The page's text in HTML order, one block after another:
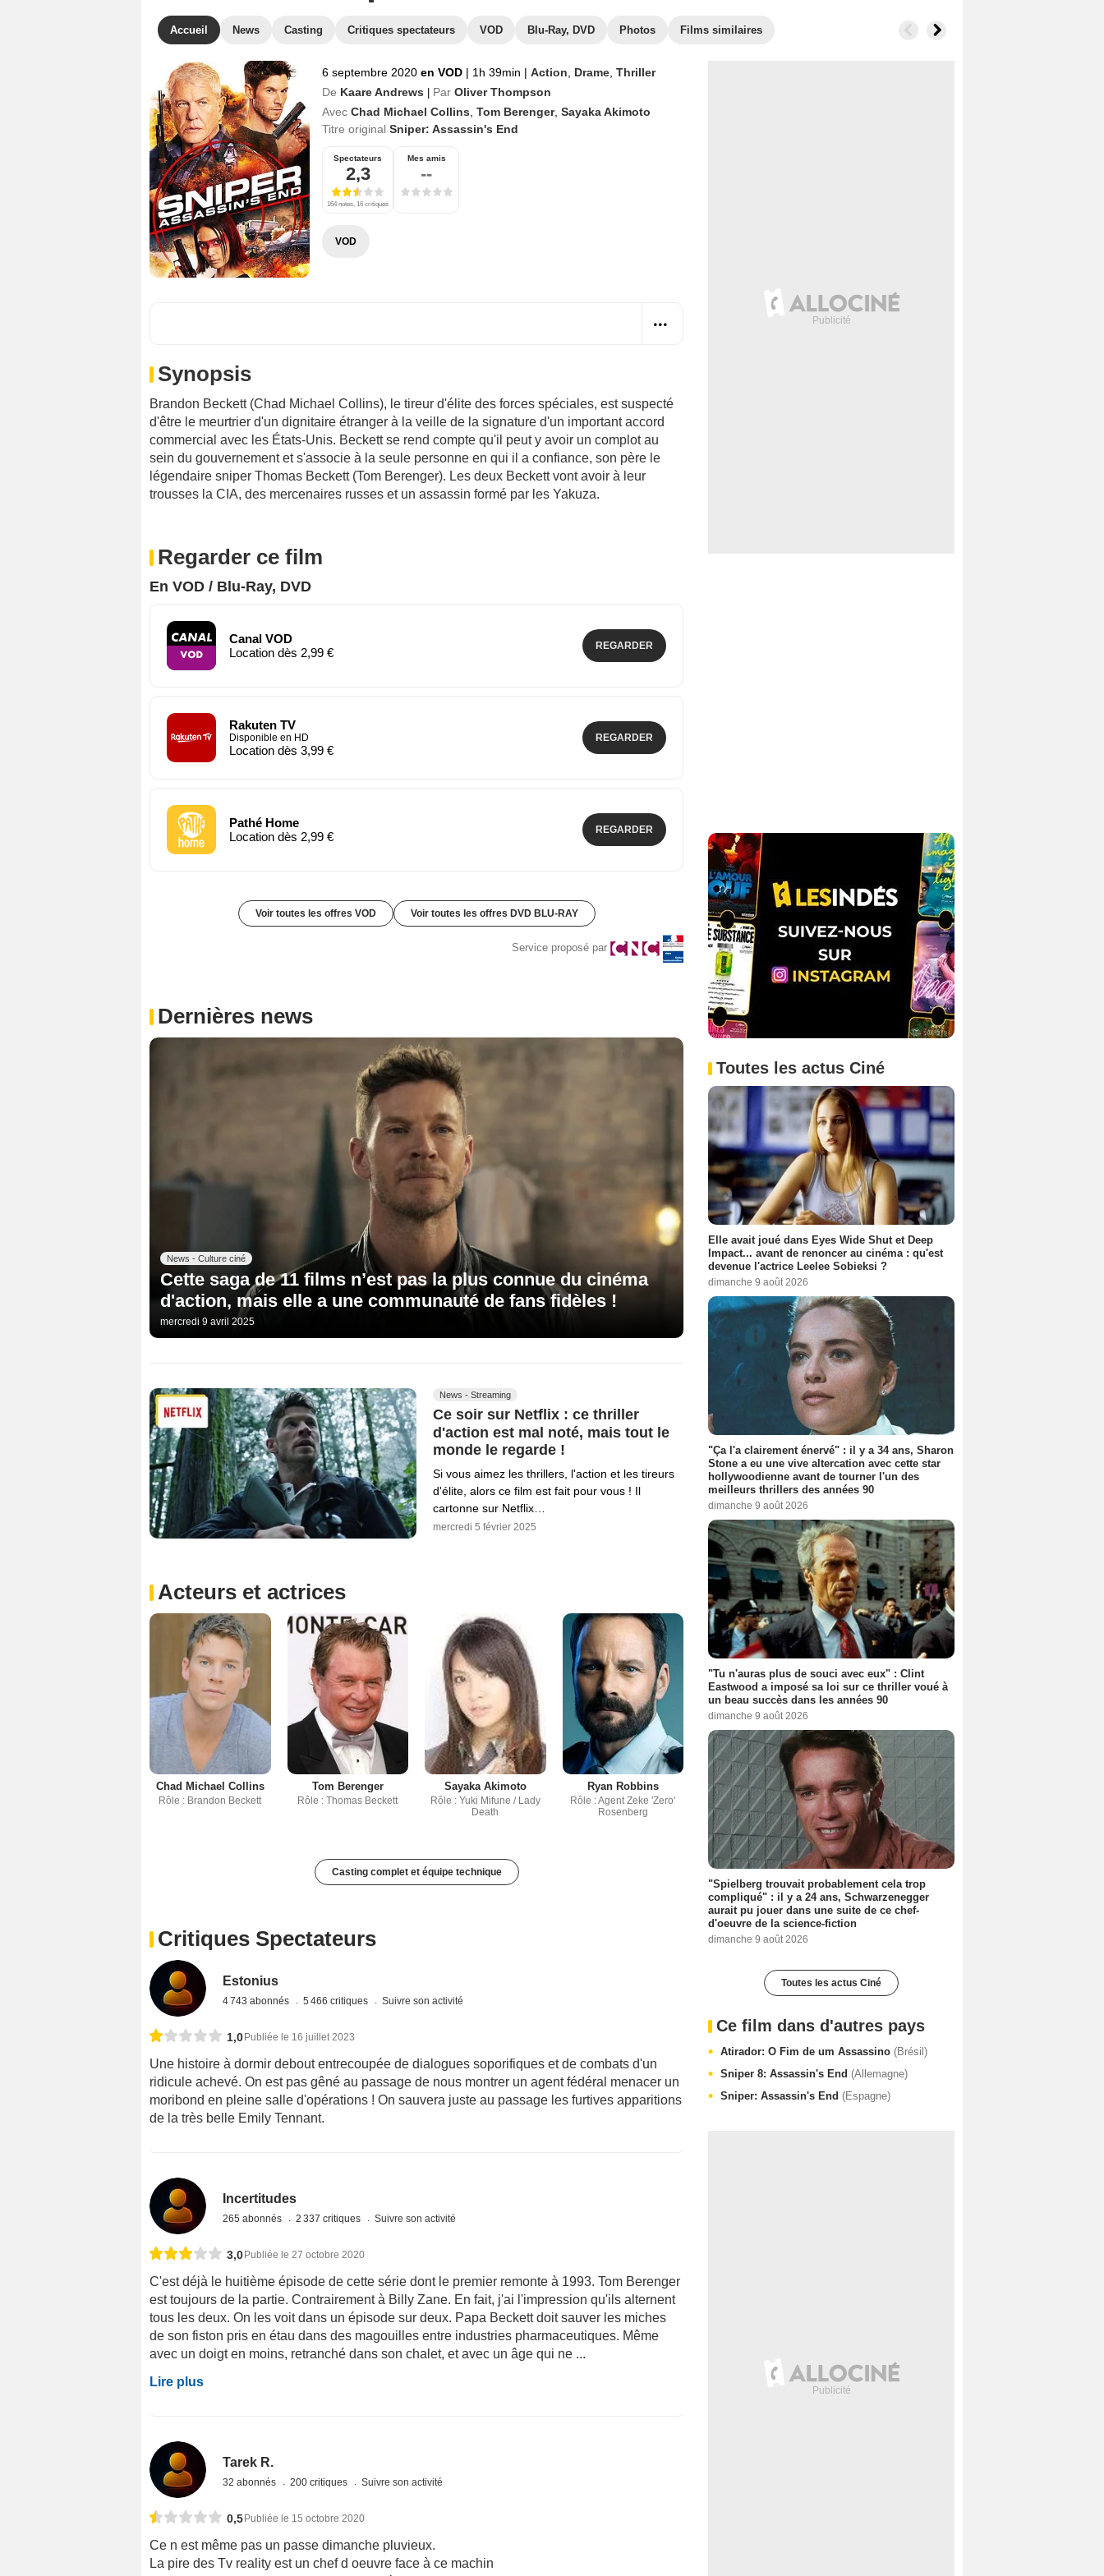
Accueil News Casting Critiques spectateurs VOD Blu-Ray, DVD Photos Films similaires
6 septembre 2020 en VOD | 1h 39min | Action Drame Thriller
De Kaare Andrews Par Oliver Thompson
Avec Chad Michael Collins Tom Berenger, Sayaka Akimoto
Titre original Sniper: Assassin's End
Spectateurs
2,3
164 notes, 16 critiques
Mes amis
--
VOD
Synopsis
Brandon Beckett (Chad Michael Collins), le tireur d'élite des forces spéciales, est suspecté
d'être le meurtrier d'un dignitaire étranger à la veille de la signature d'un important accord
commercial avec les États-Unis. Beckett se rend compte qu'il peut y avoir un complot au
sein du gouvernement et s'associe à la seule personne en qui il a confiance, son père le
légendaire sniper Thomas Beckett (Tom Berenger). Les deux Beckett vont avoir à leur
trousses la CIA, des mercenaires russes et un assassin formé par les Yakuza.
Regarder ce film
En VOD / Blu-Ray, DVD
Canal VOD
Location dès 2,99 €
REGARDER
Rakuten TV
Disponible en HD
Location dès 3,99 €
REGARDER
Pathé Home
Location dès 2,99 €
REGARDER
Voir toutes les offres VOD Voir toutes les offres DVD BLU-RAY
Service proposé par
Dernières news
News - Culture ciné
Cette saga de 11 films n’est pas la plus connue du cinéma
d'action, mais elle a une communauté de fans fidèles !
mercredi 9 avril 2025
News - Streaming
Ce soir sur Netflix : ce thriller
d'action est mal noté, mais tout le
monde le regarde !
Si vous aimez les thrillers, l'action et les tireurs
d'élite, alors ce film est fait pour vous ! Il
cartonne sur Netflix…
mercredi 5 février 2025
Acteurs et actrices
Chad Michael Collins
Rôle : Brandon Beckett
Tom Berenger
Rôle : Thomas Beckett
Sayaka Akimoto
Rôle : Yuki Mifune / Lady
Death
Ryan Robbins
Rôle : Agent Zeke 'Zero'
Rosenberg
Casting complet et équipe technique
Critiques Spectateurs
Estonius
4 743 abonnés 5 466 critiques Suivre son activité
1,0 Publiée le 16 juillet 2023
Une histoire à dormir debout entrecoupée de dialogues soporifiques et de combats d'un
ridicule achevé. On est pas gêné au passage de nous montrer un agent fédéral menacer un
moribond en pleine salle d'opérations ! On sauvera juste au passage les furtives apparitions
de la très belle Emily Tennant.
Incertitudes
265 abonnés 2 337 critiques Suivre son activité
3,0 Publiée le 27 octobre 2020
C'est déjà le huitième épisode de cette série dont le premier remonte à 1993. Tom Berenger
est toujours de la partie. Contrairement à Billy Zane. En fait, j'ai l'impression qu'ils alternent
tous les deux. On les voit dans un épisode sur deux. Papa Beckett doit sauver les miches
de son fiston pris en étau dans des magouilles entre industries pharmaceutiques. Même
avec un doigt en moins, retranché dans son chalet, et avec un âge qui ne ...
Lire plus
Tarek R.
32 abonnés 200 critiques Suivre son activité
0,5 Publiée le 15 octobre 2020
Ce n est même pas un passe dimanche pluvieux.
La pire des Tv reality est un chef d oeuvre face à ce machin
Toutes les actus Ciné
Elle avait joué dans Eyes Wide Shut et Deep
Impact... avant de renoncer au cinéma : qu'est
devenue l'actrice Leelee Sobieksi ?
dimanche 9 août 2026
"Ça l'a clairement énervé" : il y a 34 ans, Sharon
Stone a eu une vive altercation avec cette star
hollywoodienne avant de tourner l'un des
meilleurs thrillers des années 90
dimanche 9 août 2026
"Tu n'auras plus de souci avec eux" : Clint
Eastwood a imposé sa loi sur ce thriller voué à
un beau succès dans les années 90
dimanche 9 août 2026
"Spielberg trouvait probablement cela trop
compliqué" : il y a 24 ans, Schwarzenegger
aurait pu jouer dans une suite de ce chef-
d'oeuvre de la science-fiction
dimanche 9 août 2026
Toutes les actus Ciné
Ce film dans d'autres pays
Atirador: O Fim de um Assassino (Brésil)
Sniper 8: Assassin's End (Allemagne)
Sniper: Assassin's End (Espagne)